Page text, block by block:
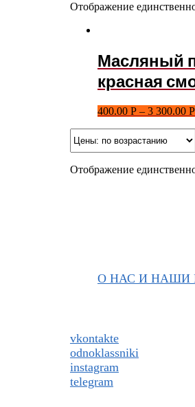
Отображение
Масляный
красная
400.00 Р– 3 300.00 Р
Отображение
О НАС И НАШИ
vkontakte
odnoklassniki
instagram
telegram